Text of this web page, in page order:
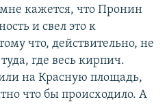
кажется, что Пронин
и свел это к
что, действительно, не
где весь кирпич.
на Красную площадь,
что бы происходило. А